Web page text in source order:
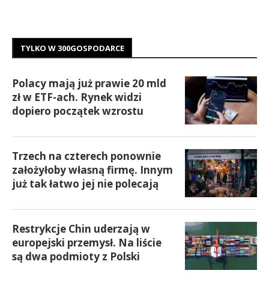
TYLKO W 300GOSPODARCE
Polacy mają już prawie 20 mld
zł w ETF-ach. Rynek widzi
dopiero początek wzrostu
Trzech na czterech ponownie
założyłoby własną firmę. Innym
już tak łatwo jej nie polecają
Restrykcje Chin uderzają w
europejski przemysł. Na liście
są dwa podmioty z Polski